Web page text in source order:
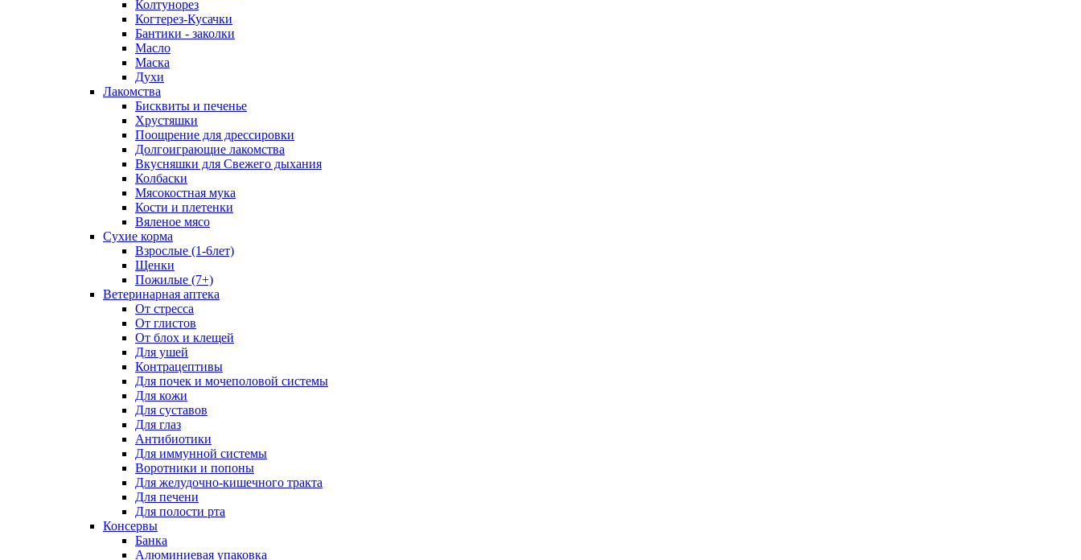
Колтунорез
Когтерез-Кусачки
Бантики - заколки
Масло
Маска
Духи
Лакомства
Бисквиты и печенье
Хрустяшки
Поощрение для дрессировки
Долгоиграющие лакомства
Вкусняшки для Свежего дыхания
Колбаски
Мясокостная мука
Кости и плетенки
Вяленое мясо
Сухие корма
Взрослые (1-6лет)
Щенки
Пожилые (7+)
Ветеринарная аптека
От стресса
От глистов
От блох и клещей
Для ушей
Контрацептивы
Для почек и мочеполовой системы
Для кожи
Для суставов
Для глаз
Антибиотики
Для иммунной системы
Воротники и попоны
Для желудочно-кишечного тракта
Для печени
Для полости рта
Консервы
Банка
Алюминиевая упаковка